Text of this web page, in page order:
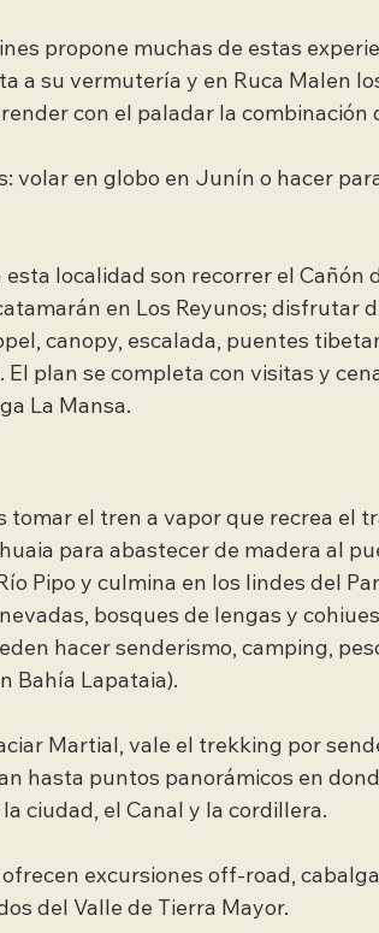
propone muchas de estas
a su vermutería y en Ruca Malen
con el paladar la combinación
volar en globo en Junín o hacer
localidad son recorrer el Cañón
en Los Reyunos; disfrutar
canopy, escalada, puentes
plan se completa con visitas y
La Mansa.
tomar el tren a vapor que recrea el
para abastecer de madera al
Pipo y culmina en los lindes del
bosques de lengas y
hacer senderismo, camping,
Bahía Lapataia).
Martial, vale el trekking por
hasta puntos panorámicos en
ciudad, el Canal y la cordillera.
ofrecen excursiones off-road,
del Valle de Tierra Mayor.